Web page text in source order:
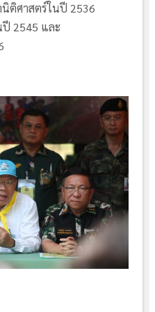
ติศาสตร์ในปี 2536
ปี 2545 และ